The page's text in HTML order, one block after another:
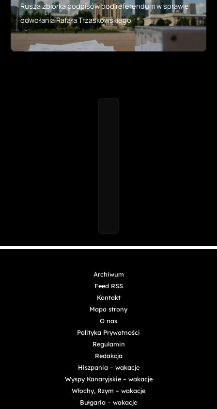
Rusza zbiórka podpisów pod referendum w sprawie
odwołania Rafała Trzaskowskiego
Archiwum
Feed RSS
Kontakt
Mapa strony
O nas
Polityka Prywatności
Regulamin
Redakcja
Hiszpania – wakacje
Wyspy Kanaryjskie – wakacje
Włochy, Rzym – wakacje
Bułgaria – wakacje